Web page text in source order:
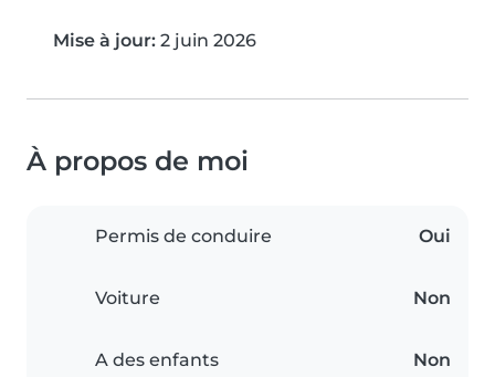
Mise à jour: 2 juin 2026
À propos de moi
Permis de conduire Oui
Voiture Non
A des enfants Non